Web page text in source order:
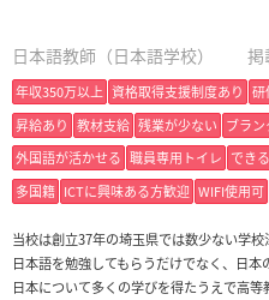
日本語教師（日本語学校） 掲
年収350万以上 資格取得支援制度あり 研
昇給あり 教材支給 残業が少ない ブラン
外国語が活かせる 職員専用トイレ でき
多国籍 ICTに興味ある方歓迎 WIFI使用可
当校は創立37年の埼玉県では数少ない学
日本語を勉強してもらうだけでなく、日本
日本について多くの学びを得たうえで高